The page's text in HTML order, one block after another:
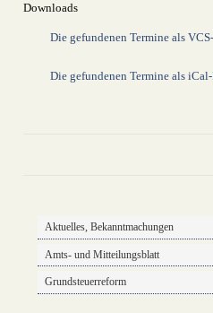
Aktuelles, Bekanntmachungen
Amts- und Mitteilungsblatt
Grundsteuerreform
Downloads
Die gefundenen Termine als
Die gefundenen Termine als